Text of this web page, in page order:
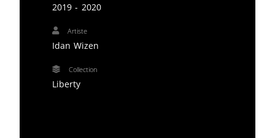
2019 - 2020
Artiste
Idan Wizen
Collection
Liberty